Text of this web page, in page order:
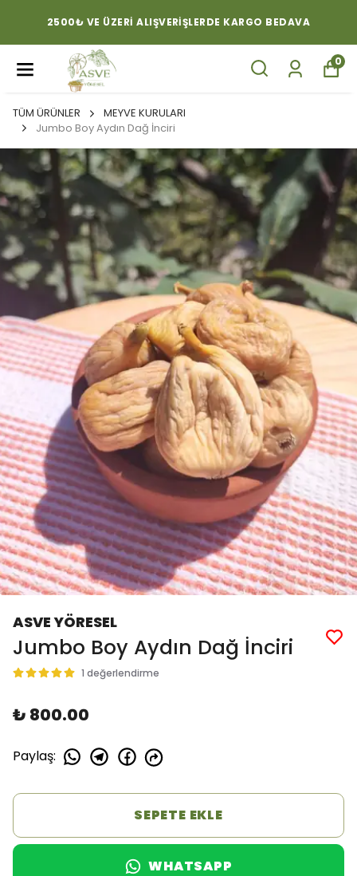
2500₺ VE ÜZERI ALIŞVERIŞLERDE KARGO BEDAVA
0
TÜM ÜRÜNLER
MEYVE KURULARI
Jumbo Boy Aydın Dağ İnciri
ASVE YÖRESEL
Jumbo Boy Aydın Dağ İnciri
1 değerlendirme
₺ 800.00
Paylaş:
SEPETE EKLE
WHATSAPP